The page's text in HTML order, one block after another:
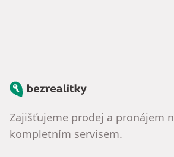
Bezrealitky
Zajišťujeme prodej a pronájem
kompletním servisem.